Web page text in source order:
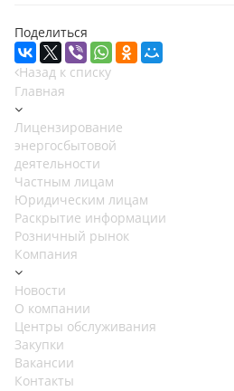
Поделиться
Назад к списку
Главная
Лицензирование
энергосбытовой
деятельности
Частным лицам
Юридическим лицам
Раскрытие информации
Розничный рынок
Компания
Новости
О компании
Центры обслуживания
Закупки
Вакансии
Контакты